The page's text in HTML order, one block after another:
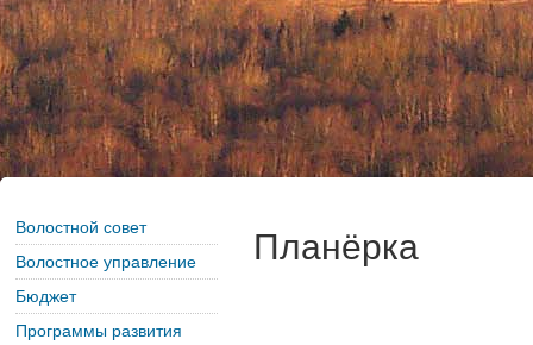
Волостной совет
Волостное управление
Бюджет
Программы развития
Планёрка